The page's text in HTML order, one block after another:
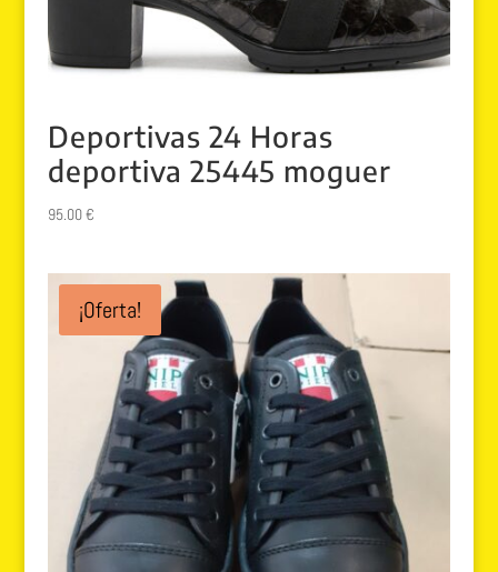
Deportivas 24 Horas
deportiva 25445 moguer
95.00€
¡Oferta!